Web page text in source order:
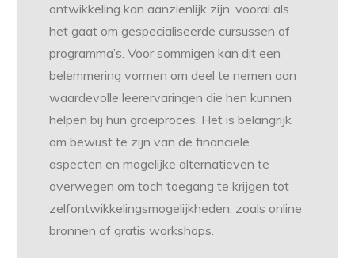
ontwikkeling kan aanzienlijk zijn, vooral als
het gaat om gespecialiseerde cursussen of
programma’s. Voor sommigen kan dit een
belemmering vormen om deel te nemen aan
waardevolle leerervaringen die hen kunnen
helpen bij hun groeiproces. Het is belangrijk
om bewust te zijn van de financiële
aspecten en mogelijke alternatieven te
overwegen om toch toegang te krijgen tot
zelfontwikkelingsmogelijkheden, zoals online
bronnen of gratis workshops.